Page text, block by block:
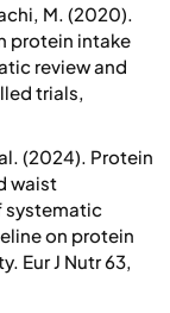
M. (2020).
protein intake
review and
trials,
(2024). Protein
waist
systematic
on protein
Eur J Nutr 63,